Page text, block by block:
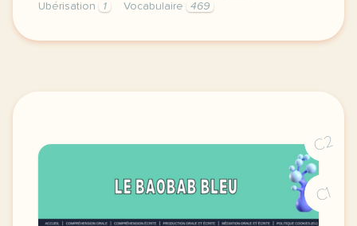
Ubérisation
1 Vocabulaire 469
duree 1h30 niveau b2 public grands adolescents
C2
C1